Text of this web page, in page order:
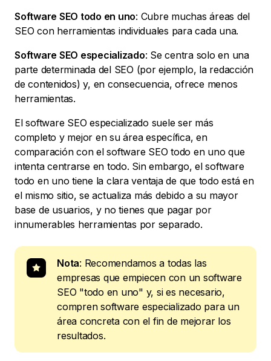
Software SEO todo en uno: Cubre muchas áreas del
SEO con herramientas individuales para cada una.
Software SEO especializado: Se centra solo en una
parte determinada del SEO (por ejemplo, la redacción
de contenidos) y, en consecuencia, ofrece menos
herramientas.
El software SEO especializado suele ser más
completo y mejor en su área específica, en
comparación con el software SEO todo en uno que
intenta centrarse en todo. Sin embargo, el software
todo en uno tiene la clara ventaja de que todo está en
el mismo sitio, se actualiza más debido a su mayor
base de usuarios, y no tienes que pagar por
innumerables herramientas por separado.
Nota: Recomendamos a todas las
empresas que empiecen con un software
SEO "todo en uno" y, si es necesario,
compren software especializado para un
área concreta con el fin de mejorar los
resultados.